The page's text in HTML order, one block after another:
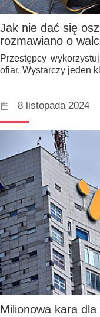
Jak nie dać się
rozmawiano o
Przestępcy
ofiar. Wystarczy jeden
8 listopada 2024
Milionowa kara